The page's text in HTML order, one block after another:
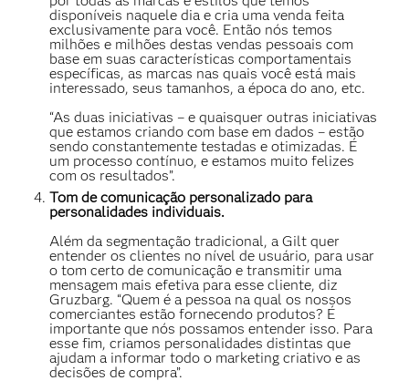
disponíveis naquele dia e cria uma venda feita
exclusivamente para você. Então nós temos
milhões e milhões destas vendas pessoais com
base em suas características comportamentais
específicas, as marcas nas quais você está mais
interessado, seus tamanhos, a época do ano, etc.
“As duas iniciativas – e quaisquer outras iniciativas
que estamos criando com base em dados – estão
sendo constantemente testadas e otimizadas. É
um processo contínuo, e estamos muito felizes
com os resultados”.
Tom de comunicação personalizado para
personalidades individuais.
Além da segmentação tradicional, a Gilt quer
entender os clientes no nível de usuário, para usar
o tom certo de comunicação e transmitir uma
mensagem mais efetiva para esse cliente, diz
Gruzbarg. “Quem é a pessoa na qual os nossos
comerciantes estão fornecendo produtos? É
importante que nós possamos entender isso. Para
esse fim, criamos personalidades distintas que
ajudam a informar todo o marketing criativo e as
decisões de compra”.